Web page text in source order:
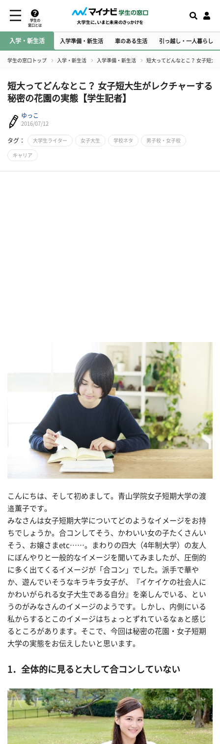
学生の
窓口とは
入学・新生活 入学準備・新生活 車のある生活 引っ越し・一人暮らし
学生の窓口トップ 入学・新生活 入学準備・新生活 短大ってどんなとこ？ 女子短大
短大ってどんなとこ？ 女子短大生がレクチャーする
秘密の花園の実態【学生記者】
ゆっこ
2016/07/12
タグ： 大学生ライター 女子大生 学校ネタ 男子校・女子校
キャリア
こんにちは、そして初めまして。青山学院女子短期大学の渡
邉薫子です。
みなさんは女子短期大学についてどのようなイメージをお持
ちでしょうか。合コンしてそう、かわいい女の子たくさんい
そう、お嬢さまetc……。まわりの四大（4年制大学）の友人
にぼんやりと一般的なイメージを聞いてみましたが、圧倒的
に多く出てくるイメージが「合コン」でした。派手で華や
か、遊んでいそうなキラキラ女子が、『イケイケの社会人に
かわいがられる女子大生である自分』を楽しんでいる、とい
うのがみなさんのイメージのようです。しかし、内側にいる
私からするとこのイメージはちょっとずれているなぁと感じ
るところがあります。そこで、今回は秘密の花園・女子短期
大学の実態をお伝えしたいと思います。
1．全体的に見ると大して合コンしていない